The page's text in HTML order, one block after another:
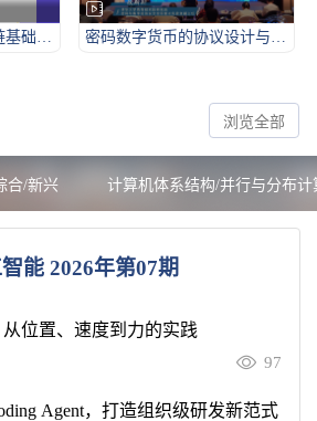
超大规模全国产区块链基础设施赋能可信数据要素流通创新应用-2026CCF中国区块链技术与应用高峰论坛 密码数字货币的协议设计与分析-2026CCF中国区块链技术与应用高峰论坛
浏览全部
合/新兴 计算机体系结构/并行与分布计
能 2026年第07期
位置、速度到力的实践
97
Agent，打造组织级研发新范式